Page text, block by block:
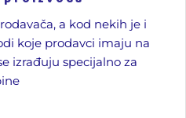
a kod nekih je i
koje prodavci imaju na
izrađuju specijalno za